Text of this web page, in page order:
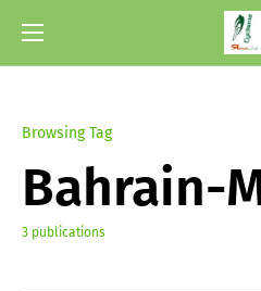
Browsing Tag
Bahrain-
3 publications